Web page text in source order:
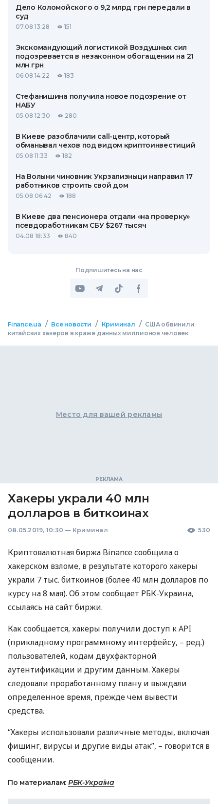
Дело Коломойского о 9,2 млрд грн передали в
суд
07.08 13:28 151
Экскомандующий логистикой Воздушных сил
подозревается в незаконном обогащении на 21
млн грн
06.08 14:22 183
Стефанишина получила новое подозрение от
НАБУ
05.08 12:30 280
В Киеве разоблачили call-центр, который
обманывал чехов под видом криптоинвестиций
05.08 11:33 182
На Волыни чиновник Укрзализныци направил 17
работников строить свой дом
05.08 06:42 188
В Киеве два пенсионера отдали «на проверку»
псевдоработникам СБУ $267 тысяч
04.08 18:33 840
Подпишитесь на нас
Finance.ua / Все новости / Криминал / США обвинили
китайских хакеров в краже данных миллионов человек
Место для вашей рекламы
Хакеры украли 40 млн
долларов в биткоинах
08.05.2019, 10:30 — Криминал 530
Криптовалютная биржа Binance сообщила о
хакерском взломе, в результате которого хакеры
украли 7 тыс. биткоинов (более 40 млн долларов по
курсу на 8 мая). Об этом сообщает РБК-Украина,
ссылаясь на сайт биржи.
Как сообщается, хакеры получили доступ кAPI
(прикладному программному интерфейсу, – ред.)
пользователей, кодам двухфакторной
аутентификации и другим данным. Хакеры
следовали проработанному плану и выждали
определенное время, прежде чем вывести
средства.
“Хакеры использовали различные методы, включая
фишинг, вирусы и другие виды атак”, – говорится в
сообщении.
По материалам: РБК-Україна